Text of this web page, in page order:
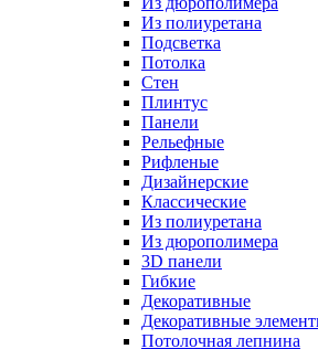
Из полиуретана
Подсветка
Потолка
Стен
Плинтус
Панели
Рельефные
Рифленые
Дизайнерские
Классические
Из полиуретана
Из дюрополимера
3D панели
Гибкие
Декоративные
Декоративные
Потолочная лепнина